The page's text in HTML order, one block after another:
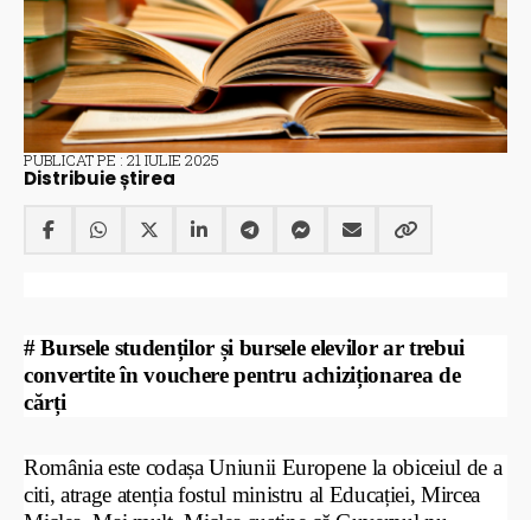
PUBLICAT PE : 21 IULIE 2025
Distribuie știrea
# Bursele studenților și bursele elevilor ar trebui
convertite în vouchere pentru achiziționarea de
cărți
România este codașa Uniunii Europene la obiceiul de a
citi, atrage atenția fostul ministru al Educației, Mircea